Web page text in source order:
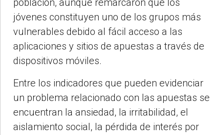
población, aunque remarcaron que los
jóvenes constituyen uno de los grupos más
vulnerables debido al fácil acceso a las
aplicaciones y sitios de apuestas a través de
dispositivos móviles.
Entre los indicadores que pueden evidenciar
un problema relacionado con las apuestas se
encuentran la ansiedad, la irritabilidad, el
aislamiento social, la pérdida de interés por